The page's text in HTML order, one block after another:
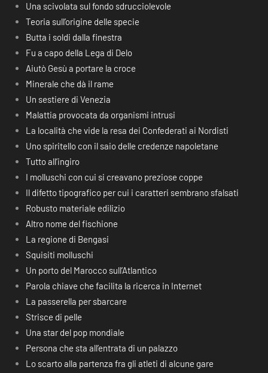
Una scivolata sul fondo sdrucciolevole
Teoria sull’origine delle specie
Butta i soldi dalla finestra
Fu a capo della Lega di Delo
Aiutò Gesù a portare la croce
Minerale che dà il rame
Un sestiere di Venezia
Malattia provocata da organismi intrusi
La località che vide la resa dei Confederati ai Nordisti
Uno spiritello con il saio delle credenze napoletane
Tutto all’ingiro
I molluschi con cui si creavano preziose coppe
Il difetto tipografico per cui i caratteri sembrano sfalsati
Robusto materiale edilizio
Altro nome del fischione
La regione di Bengasi
Squisiti molluschi
Un porto del Marocco sull’Atlantico
Parola chiave che facilita la ricerca in Internet
La passerella per sbarcare
Strisce di pelle
Una star del pop mondiale
Persona che sta all’entrata di un palazzo
Lo scarto alla partenza fra gli atleti di alcune gare